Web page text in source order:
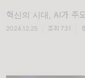
혁신의 시대, AI가 주
2024.12.25 조회 731